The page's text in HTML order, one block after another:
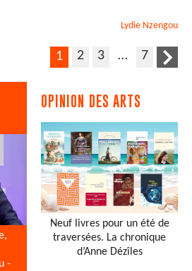
Lydie Nzengou
1 2 3 … 7
-
OPINION DES ARTS
Neuf livres pour un été de
traversées. La chronique
d’Anne Dézîles